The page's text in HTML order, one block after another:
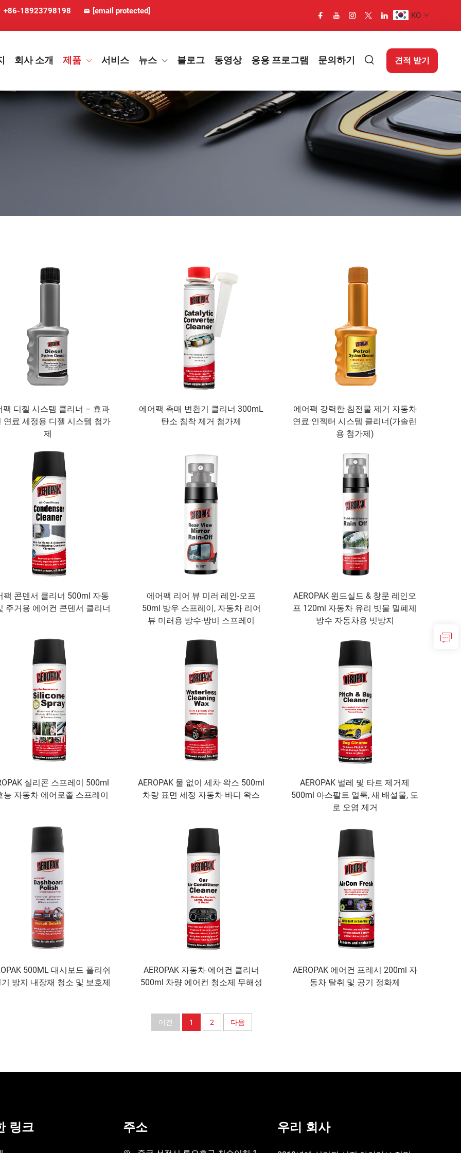
+86-18923798198 [email protected] KO
회사 소개 제품 서비스 뉴스 블로그 동영상 응용 프로그램 문의하기 견적 받기
팩 디젤 시스템 클리너 – 효과
연료 세정용 디젤 시스템 첨가
제
에어팩 촉매 변환기 클리너 300mL
탄소 침착 제거 첨가제
에어팩 강력한 침전물 제거 자동차
연료 인젝터 시스템 클리너(가솔린
용 첨가제)
팩 콘덴서 클리너 500ml 자동
주거용 에어컨 콘덴서 클리너
에어팩 리어 뷰 미러 레인-오프
50ml 방우 스프레이, 자동차 리어
뷰 미러용 방수·방비 스프레이
AEROPAK 윈드실드 & 창문 레인오
프 120ml 자동차 유리 빗물 밀폐제
방수 자동차용 빗방지
실리콘 스프레이 500ml
능 자동차 에어로졸 스프레이
AEROPAK 물 없이 세차 왁스 500ml
차량 표면 세정 자동차 바디 왁스
AEROPAK 벌레 및 타르 제거제
500ml 아스팔트 얼룩, 새 배설물, 도
로 오염 제거
500ML 대시보드 폴리쉬
방지 내장재 청소 및 보호제
AEROPAK 자동차 에어컨 클리너
500ml 차량 에어컨 청소제 무해성
AEROPAK 에어컨 프레시 200ml 자
동차 탈취 및 공기 정화제
이전 1 2 다음
링크 주소 우리 회사